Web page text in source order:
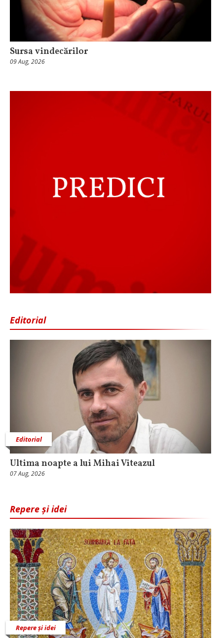
Sursa vindecărilor
09 Aug, 2026
Editorial
Editorial
Ultima noapte a lui Mihai Viteazul
07 Aug, 2026
Repere și idei
Repere și idei